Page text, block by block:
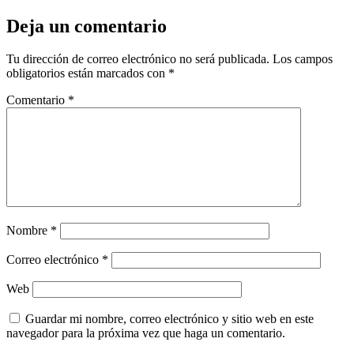
Deja un comentario
Tu dirección de correo electrónico no será publicada. Los campos
obligatorios están marcados con *
Comentario *
Nombre *
Correo electrónico *
Web
Guardar mi nombre, correo electrónico y sitio web en este
navegador para la próxima vez que haga un comentario.